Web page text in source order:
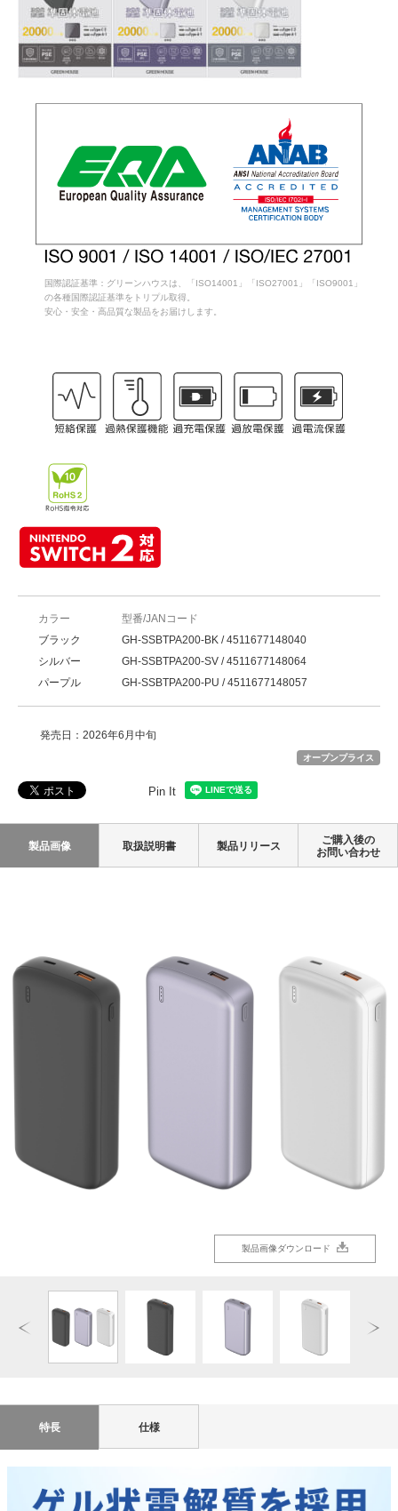
国際認証基準：グリーンハウスは、「ISO14001」「ISO27001」「ISO9001」
の各種国際認証基準をトリプル取得。
安心・安全・高品質な製品をお届けします。
カラー
型番/JANコード
ブラック
GH-SSBTPA200-BK / 4511677148040
シルバー
GH-SSBTPA200-SV / 4511677148064
パープル
GH-SSBTPA200-PU / 4511677148057
発売日：2026年6月中旬
オープンプライス
Pin It
製品画像 取扱説明書 製品リリース
ご購入後の
お問い合わせ
製品画像ダウンロード
製品画像ダウンロード
製品画像ダウンロード
製品画像ダウンロード
製品画像ダウンロード
製品画像ダウンロード
製品画像ダウンロード
特長 仕様